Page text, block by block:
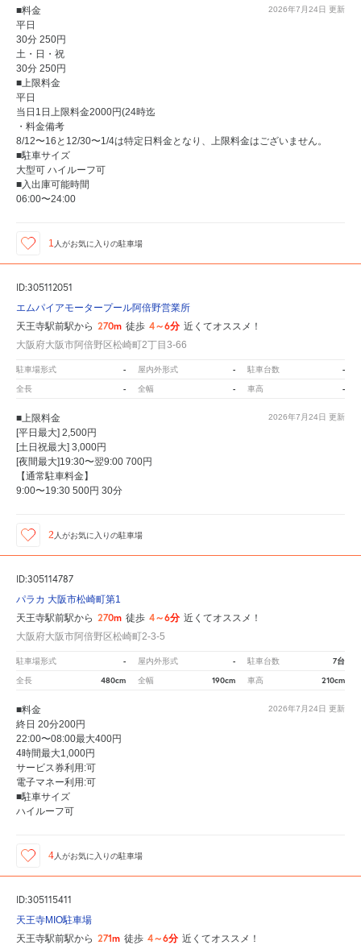
2026年7月24日 更新
■料金
平日
30分 250円
土・日・祝
30分 250円
■上限料金
平日
当日1日上限料金2000円(24時迄
・料金備考
8/12〜16と12/30〜1/4は特定日料金となり、上限料金はございません。
■駐車サイズ
大型可 ハイルーフ可
■入出庫可能時間
06:00〜24:00
1 人がお気に入りの駐車場
ID:305112051
エムパイアモータープール阿倍野営業所
天王寺駅前駅から 270m 徒歩 4～6分 近くてオススメ！
大阪府大阪市阿倍野区松崎町2丁目3-66
駐車場形式 - 屋内外形式 - 駐車台数 -
全長 - 全幅 - 車高 -
2026年7月24日 更新
■上限料金
[平日最大] 2,500円
[土日祝最大] 3,000円
[夜間最大]19:30〜翌9:00 700円
【通常駐車料金】
9:00〜19:30 500円 30分
2 人がお気に入りの駐車場
ID:305114787
パラカ 大阪市松崎町第1
天王寺駅前駅から 270m 徒歩 4～6分 近くてオススメ！
大阪府大阪市阿倍野区松崎町2-3-5
駐車場形式 - 屋内外形式 - 駐車台数 7台
全長 480cm 全幅 190cm 車高 210cm
2026年7月24日 更新
■料金
終日 20分200円
22:00〜08:00最大400円
4時間最大1,000円
サービス券利用:可
電子マネー利用:可
■駐車サイズ
ハイルーフ可
4 人がお気に入りの駐車場
ID:305115411
天王寺MIO駐車場
天王寺駅前駅から 271m 徒歩 4～6分 近くてオススメ！